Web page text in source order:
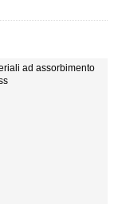
ad assorbimento